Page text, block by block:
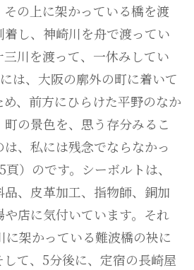
の上に架かっている橋を渡
着し、神崎川を舟で渡ってい
川を渡って、一休みしてい
は、大阪の廓外の町に着いて
、前方にひらけた平野のなか
の景色を、思う存分みるこ
、私には残念でならなかっ
）のです。シーボルトは、
、皮革加工、指物師、銅加
店に気付いています。それ
に架かっている難波橋の袂に
て、5分後に、定宿の長崎屋